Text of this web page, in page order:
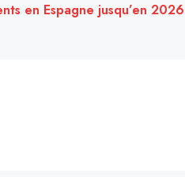
en Espagne jusqu’en 2026